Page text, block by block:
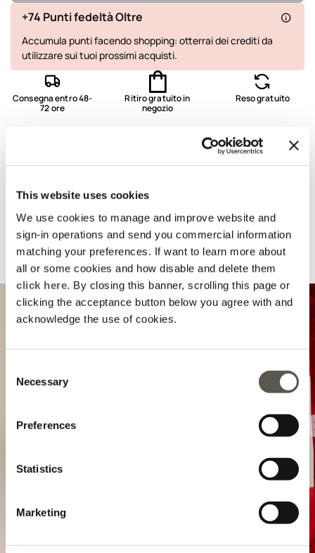
This website uses cookies
We use cookies to manage and improve website and
sign-in operations and send you commercial information
matching your preferences. If want to learn more about
all or some cookies and how disable and delete them
click here. By closing this banner, scrolling this page or
clicking the acceptance button below you agree with and
acknowledge the use of cookies.
Selection
Necessary
Preferences
Statistics
Marketing
Disponibile
Non disponibile Mostra articoli simili
+74 Punti fedeltà Oltre
Accumula punti facendo shopping: otterrai dei crediti da
utilizzare sui tuoi prossimi acquisti.
Consegna entro 48-
72 ore
Ritiro gratuito in
negozio
Reso gratuito
Spedizione e resi
Suggeriti per te
VERA PELLE
Previous